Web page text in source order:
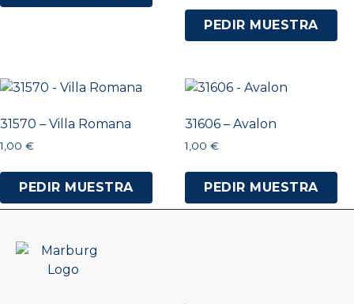
PEDIR MUESTRA
31570 – Villa Romana
1,00 €
PEDIR MUESTRA
31606 – Avalon
1,00 €
PEDIR MUESTRA